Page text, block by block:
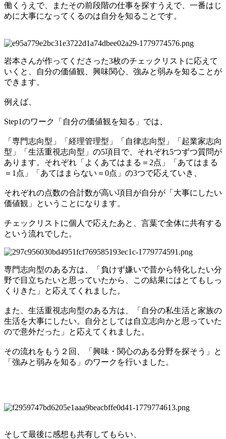
働くうえで、またその前段階の仕事を探すうえで、一番はじ
めに大事になってくるのは自分を知ることです。
岩本さんが作ってくださった3枚のチェックリストに応えて
いくと、自分の価値観、興味関心、強みと弱みを知ることが
できます。
例えば、
Step1のワーク「自分の価値観を知る」では、
「専門志向型」「経理管理型」「自律志向型」「起業家志向
型」「生活重視志向型」の5項目で、それぞれ5つずつ質問が
あります。それぞれ「よくあてはまる＝2点」「あてはまる
＝1点」「あてはまらない＝0点」の3つで応えていき、
それぞれの点数の合計数が高い項目が自分が「大事にしたい
価値観」ということになります。
チェックリストに個人で応えたあと、言葉で全体に共有する
という流れでした。
専門志向型のある方は、「負けず嫌いで昔から特化したい分
野で目立ちたいと思っていたから、この結果にはとてもしっ
くりきた」と応えてくれました。
また、生活重視志向型のある方は、「自分の私生活と家族の
生活を大事にしたい。自分としては自立志向かと思っていた
ので意外だった」と応えてくれました。
その流れをもう２回、「興味・関心のある分野を探そう」と
「強みと弱みを知る」のワークを行いました。
そして最後に感想も共有してもらい、